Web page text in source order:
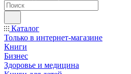
Каталог
Только в интернет-магазине
Книги
Бизнес
Здоровье и медицина